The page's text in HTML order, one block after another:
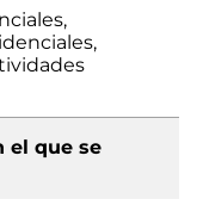
el que se